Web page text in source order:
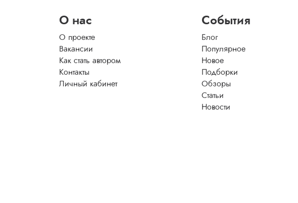
О нас
О проекте
Вакансии
Как стать автором
Контакты
Личный кабинет
События
Блог
Популярное
Новое
Подборки
Обзоры
Статьи
Новости